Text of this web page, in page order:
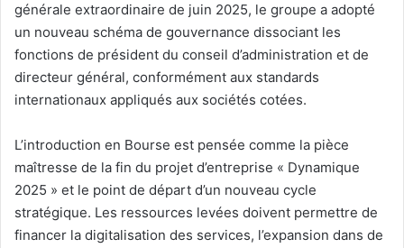
générale extraordinaire de juin 2025, le groupe a adopté
un nouveau schéma de gouvernance dissociant les
fonctions de président du conseil d’administration et de
directeur général, conformément aux standards
internationaux appliqués aux sociétés cotées.
L’introduction en Bourse est pensée comme la pièce
maîtresse de la fin du projet d’entreprise « Dynamique
2025 » et le point de départ d’un nouveau cycle
stratégique. Les ressources levées doivent permettre de
financer la digitalisation des services, l’expansion dans de